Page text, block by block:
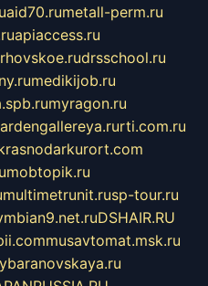
aid70.rumetall-perm.ru
apiaccess.ru
drsschool.ru
medikijob.ru
myragon.ru
rti.com.ru
mobtopik.ru
multimetrunit.rusp-tour.ru
DSHAIR.RU
musavtomat.msk.ru
ybaranovskaya.ru